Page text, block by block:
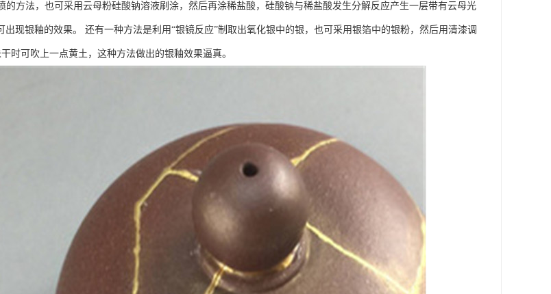
的方法，也可采用云母粉硅酸钠溶液刷涂，然后再涂稀盐酸，硅酸钠与稀盐酸发生分解反应产生一层带有云母光
出现银釉的效果。 还有一种方法是利用“银镜反应”制取出氧化银中的银，也可采用银箔中的银粉，然后用清漆调
时可吹上一点黄土，这种方法做出的银釉效果逼真。